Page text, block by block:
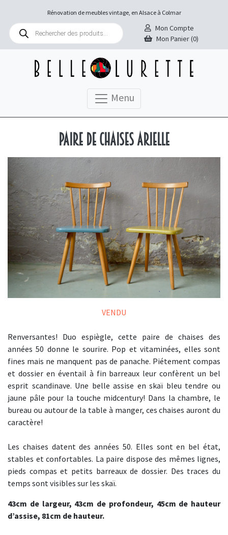
Rénovation de meubles vintage, en Alsace à Colmar
Recherche
produits
Mon Compte
Mon Panier (0)
Menu
Paire de chaises Arielle
VENDU
Renversantes! Duo espiègle, cette paire de chaises des
années 50 donne le sourire. Pop et vitaminées, elles sont
fines mais ne manquent pas de panache. Piétement compas
et dossier en éventail à fin barreaux leur confèrent un bel
esprit scandinave. Une belle assise en skaï bleu tendre ou
jaune pâle pour la touche midcentury! Dans la chambre, le
bureau ou autour de la table à manger, ces chaises auront du
caractère!
Les chaises datent des années 50. Elles sont en bel état,
stables et confortables. La paire dispose des mêmes lignes,
pieds compas et petits barreaux de dossier. Des traces du
temps sont visibles sur les skaï.
43cm de largeur, 43cm de profondeur, 45cm de hauteur
d’assise, 81cm de hauteur.